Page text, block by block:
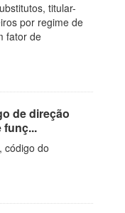
titular-
por regime de
fator de
de direção
funç...
código do